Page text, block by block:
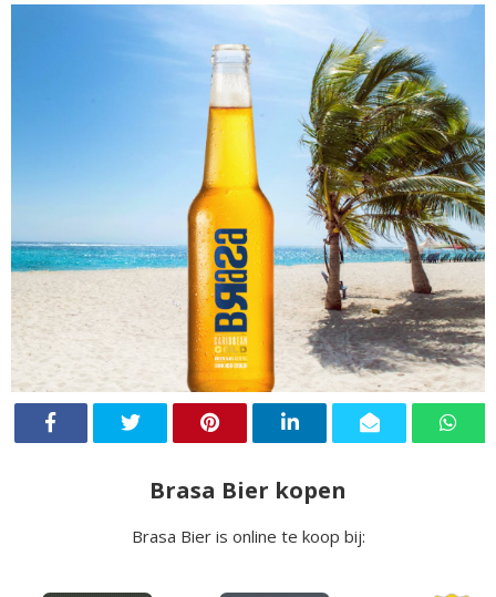
Brasa Bier kopen
Brasa Bier is online te koop bij: